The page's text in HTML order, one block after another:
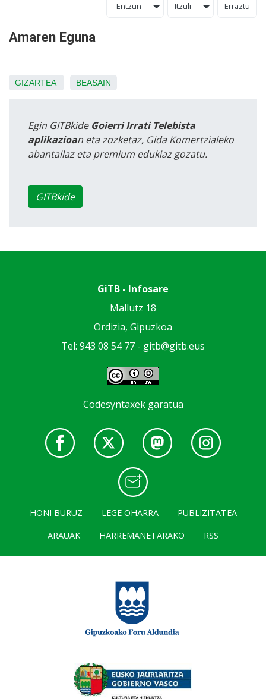
Entzun Itzuli Erraztu
Amaren Eguna
GIZARTEA BEASAIN
Egin GITBkide Goierri Irrati Telebista
aplikazioan eta zozketaz, Gida Komertzialeko
abantailaz eta premium edukiaz gozatu.
GITBkide
GiTB - Infosare
Mallutz 18
Ordizia, Gipuzkoa
Tel: 943 08 54 77 - gitb@gitb.eus
Codesyntaxek garatua
HONI BURUZ LEGE OHARRA
PUBLIZITATEA
ARAUAK
HARREMANETARAKO RSS